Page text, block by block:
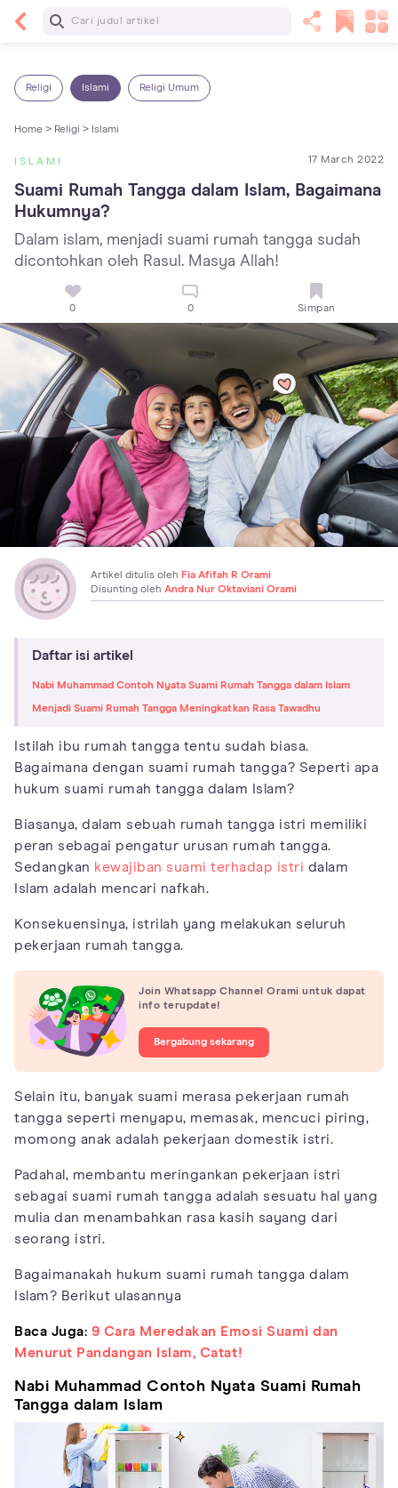
Baca Selanjutnya
Religi Islami Religi Umum
Home > Religi > Islami
ISLAMI 17 March 2022
Suami Rumah Tangga dalam Islam, Bagaimana
Hukumnya?
Dalam islam, menjadi suami rumah tangga sudah
dicontohkan oleh Rasul. Masya Allah!
0 0 Simpan
Artikel ditulis oleh Fia Afifah R Orami
Disunting oleh Andra Nur Oktaviani Orami
Daftar isi artikel
Nabi Muhammad Contoh Nyata Suami Rumah Tangga dalam Islam
Menjadi Suami Rumah Tangga Meningkatkan Rasa Tawadhu
Istilah ibu rumah tangga tentu sudah biasa.
Bagaimana dengan suami rumah tangga? Seperti apa
hukum suami rumah tangga dalam Islam?
Biasanya, dalam sebuah rumah tangga istri memiliki
peran sebagai pengatur urusan rumah tangga.
Sedangkan kewajiban suami terhadap istri dalam
Islam adalah mencari nafkah.
Konsekuensinya, istrilah yang melakukan seluruh
pekerjaan rumah tangga.
Join Whatsapp Channel Orami untuk dapat
info terupdate!
Bergabung sekarang
Selain itu, banyak suami merasa pekerjaan rumah
tangga seperti menyapu, memasak, mencuci piring,
momong anak adalah pekerjaan domestik istri.
Padahal, membantu meringankan pekerjaan istri
sebagai suami rumah tangga adalah sesuatu hal yang
mulia dan menambahkan rasa kasih sayang dari
seorang istri.
Bagaimanakah hukum suami rumah tangga dalam
Islam? Berikut ulasannya
Baca Juga: 9 Cara Meredakan Emosi Suami dan
Menurut Pandangan Islam, Catat!
Nabi Muhammad Contoh Nyata Suami Rumah
Tangga dalam Islam